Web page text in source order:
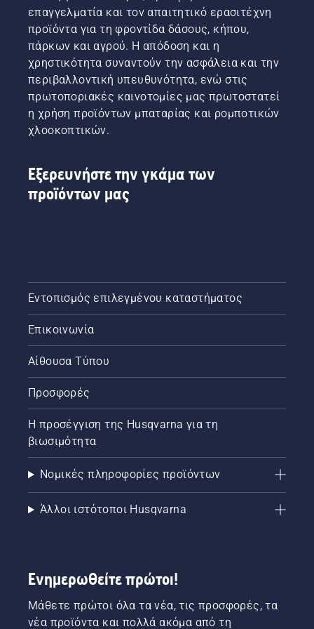
επαγγελματία και τον απαιτητικό ερασιτέχνη
προϊόντα για τη φροντίδα δάσους, κήπου,
πάρκων και αγρού. Η απόδοση και η
χρηστικότητα συναντούν την ασφάλεια και την
περιβαλλοντική υπευθυνότητα, ενώ στις
πρωτοποριακές καινοτομίες μας πρωτοστατεί
η χρήση προϊόντων μπαταρίας και ρομποτικών
χλοοκοπτικών.
Εξερευνήστε την γκάμα των
προϊόντων μας
Εντοπισμός επιλεγμένου καταστήματος
Επικοινωνία
Αίθουσα Τύπου
Προσφορές
Η προσέγγιση της Husqvarna για τη
βιωσιμότητα
Νομικές πληροφορίες προϊόντων
Άλλοι ιστότοποι Husqvarna
Ενημερωθείτε πρώτοι!
Μάθετε πρώτοι όλα τα νέα, τις προσφορές, τα
νέα προϊόντα και πολλά ακόμα από τη